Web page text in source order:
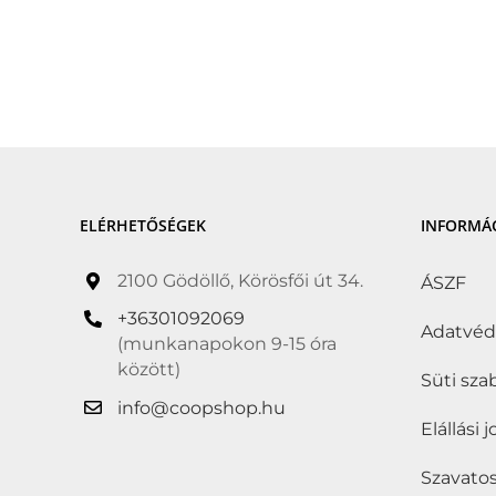
ELÉRHETŐSÉGEK
2100 Gödöllő, Körösfői út 34.
+36301092069
(munkanapokon 9-15 óra
között)
info@coopshop.hu
ÁSZF
Süti
Elállási